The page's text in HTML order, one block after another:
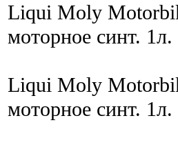
Liqui Moly
моторное синт. 1л.
Liqui Moly
моторное синт. 1л.